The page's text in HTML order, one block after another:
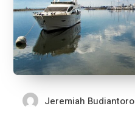
Jeremiah Budiantoro